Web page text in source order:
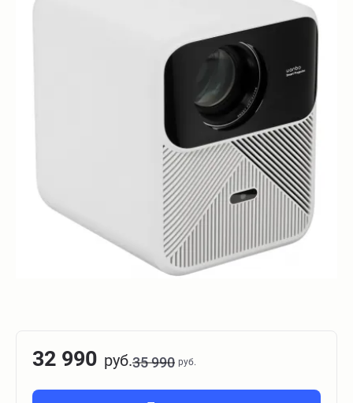
32 990 руб.35 990 руб.